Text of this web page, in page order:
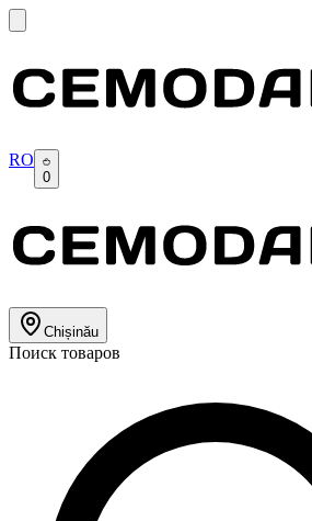
RO
0
Chișinău
Поиск товаров